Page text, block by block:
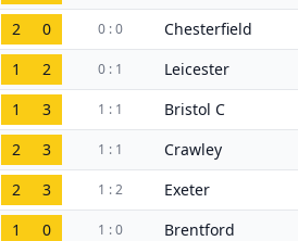
2 0 0 : 0 Chesterfield
1 2 0 : 1 Leicester
1 3 1 : 1 Bristol C
2 3 1 : 1 Crawley
2 3 1 : 2 Exeter
1 0 1 : 0 Brentford